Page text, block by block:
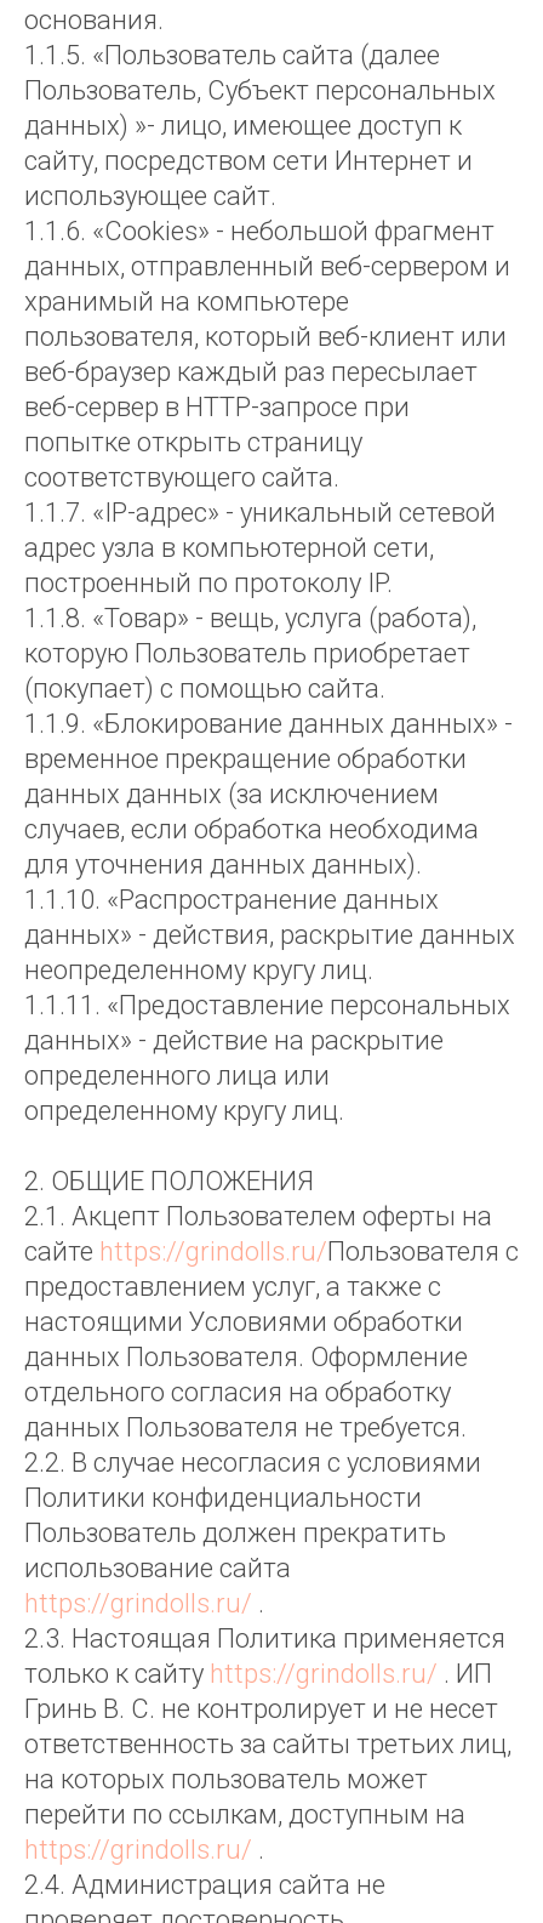
основания.
1.1.5. «Пользователь сайта (далее
Пользователь, Субъект персональных
данных) »- лицо, имеющее доступ к
сайту, посредством сети Интернет и
использующее сайт.
1.1.6. «Cookies» - небольшой фрагмент
данных, отправленный веб-сервером и
хранимый на компьютере
пользователя, который веб-клиент или
веб-браузер каждый раз пересылает
веб-сервер в HTTP-запросе при
попытке открыть страницу
соответствующего сайта.
1.1.7. «IP-адрес» - уникальный сетевой
адрес узла в компьютерной сети,
построенный по протоколу IP.
1.1.8. «Товар» - вещь, услуга (работа),
которую Пользователь приобретает
(покупает) с помощью сайта.
1.1.9. «Блокирование данных данных» -
временное прекращение обработки
данных данных (за исключением
случаев, если обработка необходима
для уточнения данных данных).
1.1.10. «Распространение данных
данных» - действия, раскрытие данных
неопределенному кругу лиц.
1.1.11. «Предоставление персональных
данных» - действие на раскрытие
определенного лица или
определенному кругу лиц.
2. ОБЩИЕ ПОЛОЖЕНИЯ
2.1. Акцепт Пользователем оферты на
сайте https://grindolls.ru/Пользователя с
предоставлением услуг, а также с
настоящими Условиями обработки
данных Пользователя. Оформление
отдельного согласия на обработку
данных Пользователя не требуется.
2.2. В случае несогласия с условиями
Политики конфиденциальности
Пользователь должен прекратить
использование сайта
https://grindolls.ru/ .
2.3. Настоящая Политика применяется
только к сайту https://grindolls.ru/ . ИП
Гринь В. С. не контролирует и не несет
ответственность за сайты третьих лиц,
на которых пользователь может
перейти по ссылкам, доступным на
https://grindolls.ru/ .
2.4. Администрация сайта не